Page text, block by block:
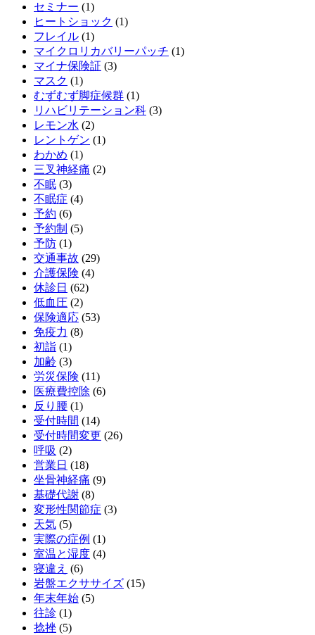
セミナー (1)
ヒートショック (1)
フレイル (1)
マイクロリカバリーパッチ (1)
マイナ保険証 (3)
マスク (1)
むずむず脚症候群 (1)
リハビリテーション科 (3)
レモン水 (2)
レントゲン (1)
わかめ (1)
三叉神経痛 (2)
不眠 (3)
不眠症 (4)
予約 (6)
予約制 (5)
予防 (1)
交通事故 (29)
介護保険 (4)
休診日 (62)
低血圧 (2)
保険適応 (53)
免疫力 (8)
初詣 (1)
加齢 (3)
労災保険 (11)
医療費控除 (6)
反り腰 (1)
受付時間 (14)
受付時間変更 (26)
呼吸 (2)
営業日 (18)
坐骨神経痛 (9)
基礎代謝 (8)
変形性関節症 (3)
天気 (5)
実際の症例 (1)
室温と湿度 (4)
寝違え (6)
岩盤エクササイズ (15)
年末年始 (5)
往診 (1)
捻挫 (5)